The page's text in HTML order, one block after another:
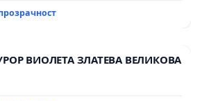
ВИОЛЕТА ЗЛАТЕВА ВЕЛИКОВА